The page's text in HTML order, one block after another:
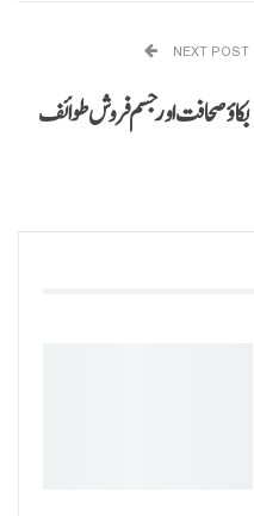
NEXT POST
بکاؤ صحافت اور جسم فروش طوائف